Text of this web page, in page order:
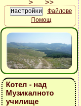
Файлове
Помощ
Котел - над
Музикалното
училище